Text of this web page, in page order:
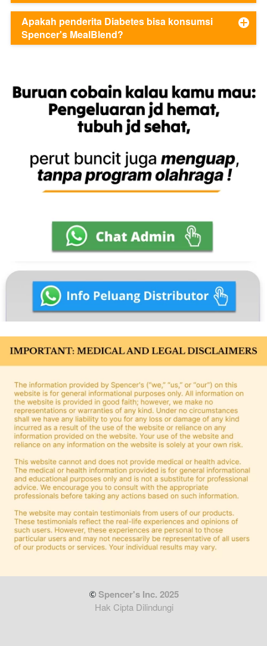
Apakah penderita Diabetes bisa konsumsi
Spencer's MealBlend?
Spencer's Inc. 2025
Hak Cipta Dilindungi